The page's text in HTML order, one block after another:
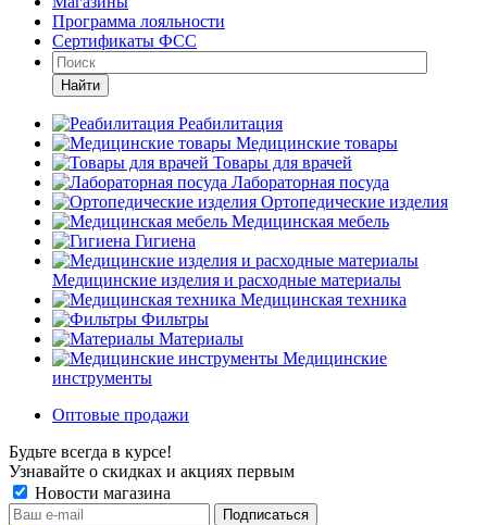
Программа лояльности
Сертификаты ФСС
Найти
Реабилитация
Медицинские товары
Товары для врачей
Лабораторная посуда
Ортопедические изделия
Медицинская мебель
Гигиена
Медицинские изделия и расходные материалы
Медицинская техника
Фильтры
Материалы
Медицинские
инструменты
Оптовые продажи
Будьте всегда в курсе!
Узнавайте о скидках и акциях первым
Новости магазина